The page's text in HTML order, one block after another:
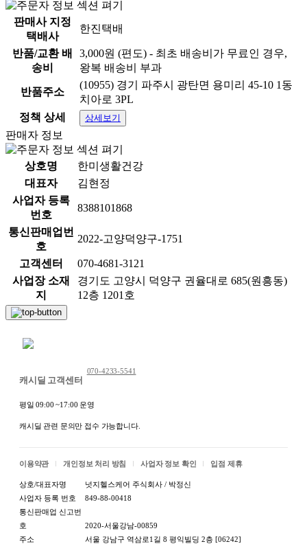
판매사 지정
택배사
한진택배
반품/교환 배
송비
3,000원 (편도) - 최초 배송비가 무료인 경우,
왕복 배송비 부과
반품주소
(10955) 경기 파주시 광탄면 용미리 45-10 1동
치아로 3PL
정책 상세
상세보기
판매자 정보
상호명
한미생활건강
대표자
김현정
사업자 등록
번호
8388101868
통신판매업번
호
2022-고양덕양구-1751
고객센터
070-4681-3121
사업장 소재
지
경기도 고양시 덕양구 권율대로 685(원흥동)
12층 1201호
캐시딜 고객센터
070-4233-5541
평일 09:00 ~17:00 운영
캐시딜 관련 문의만 접수 가능합니다.
이용약관 개인정보 처리 방침 사업자 정보 확인 입점 제휴
상호/대표자명
넛지헬스케어 주식회사 / 박정신
사업자 등록 번호
849-88-00418
통신판매업 신고번
호
2020-서울강남-00859
주소
서울 강남구 역삼로1길 8 평익빌딩 2층 [06242]